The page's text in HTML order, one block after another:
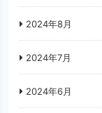
2024年8月
2024年7月
2024年6月